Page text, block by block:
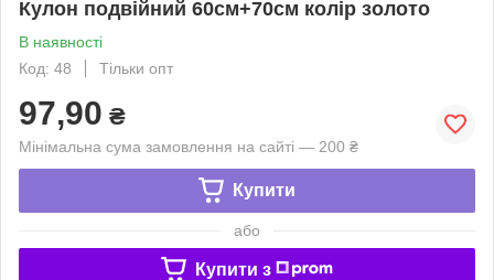
Кулон подвійний 60см+70см колір золото
В наявності
Код: 48
Тільки опт
97,90 ₴
Мінімальна сума замовлення на сайті — 200 ₴
Купити
або
Купити з